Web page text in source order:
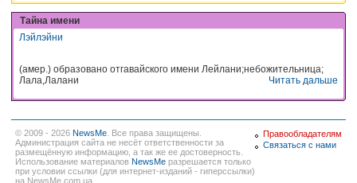
Тайна имени
Лэйлэйни
(амер.) образовано отгавайского имени Лейлани;небожительница;
Лала,Лалани
Читать дальше
© 2009 - 2026 NewsMe . Все права защищены.
Администрация сайта не несёт ответственности за
размещённую информацию, а так же ее достоверность.
Использование материалов NewsMe разрешается только
при условии ссылки (для интернет-изданий - гиперссылки)
на NewsMe.com.ua.
Правообладателям
Связаться с нами